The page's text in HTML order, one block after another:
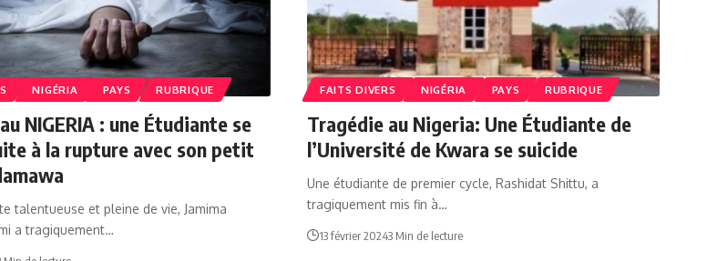
NIGÉRIA PAYS RUBRIQUE
NIGERIA : une Étudiante se
à la rupture avec son petit
talentueuse et pleine de vie, Jamima
a tragiquement…
FAITS DIVERS NIGÉRIA PAYS RUBRIQUE
Tragédie au Nigeria: Une Étudiante de
l’Université de Kwara se suicide
Une étudiante de premier cycle, Rashidat Shittu, a
tragiquement mis fin à…
13 février 20243 Min de lecture